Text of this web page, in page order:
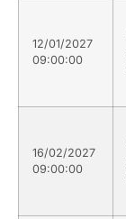
12/01/2027
09:00:00
16/02/2027
09:00:00